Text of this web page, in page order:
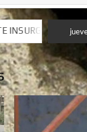
DE TAVIRA
DE TAVIRA